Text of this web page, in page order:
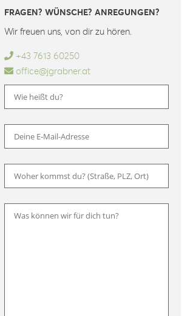
FRAGEN? WÜNSCHE? ANREGUNGEN?
Wir freuen uns, von dir zu hören.
+43 7613 60250
office@jgrabner.at